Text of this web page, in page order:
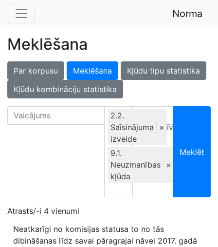
Norma
Meklēšana
Par korpusu Meklēšana
Kļūdu tipu statistika
Kļūdu kombināciju statistika
2.2.
Saīsinājuma
izveide
×
9.1.
Neuzmanības
kļūda
×
Ekskluzīvi
Meklēt
Atrasts/-i 4 vienumi
Neatkarīgi no komisijas statusa to no tās
dibināšanas līdz savai pāragrajai nāvei 2017. gadā